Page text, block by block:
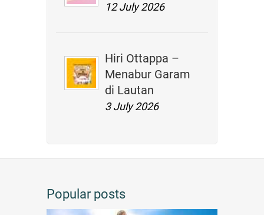
12 July 2026
Hiri Ottappa –
Menabur Garam
di Lautan
3 July 2026
Popular posts